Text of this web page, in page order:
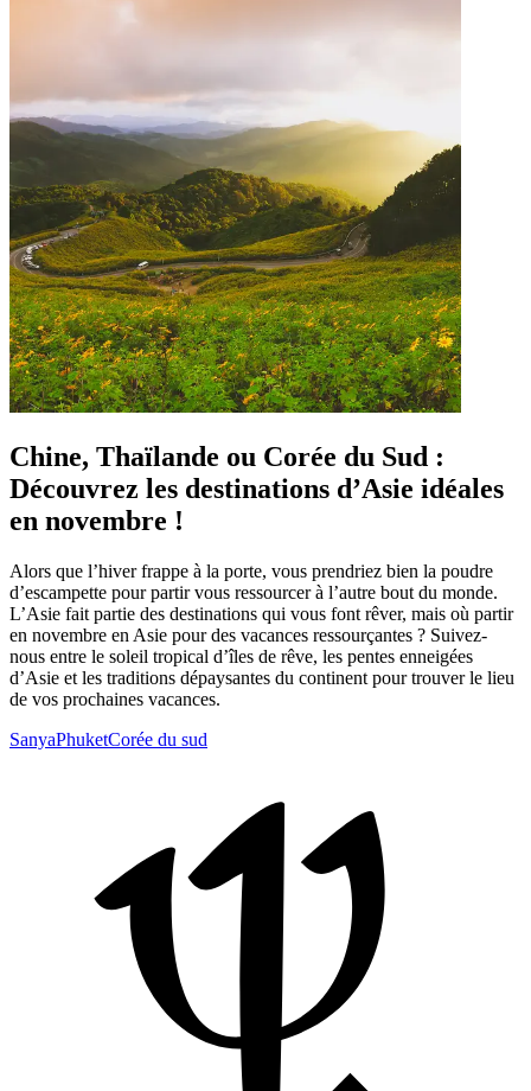
Chine, Thaïlande ou Corée du Sud :
Découvrez les destinations d’Asie idéales
en novembre !
Alors que l’hiver frappe à la porte, vous prendriez bien la poudre
d’escampette pour partir vous ressourcer à l’autre bout du monde.
L’Asie fait partie des destinations qui vous font rêver, mais où partir
en novembre en Asie pour des vacances ressourçantes ? Suivez-
nous entre le soleil tropical d’îles de rêve, les pentes enneigées
d’Asie et les traditions dépaysantes du continent pour trouver le lieu
de vos prochaines vacances.
SanyaPhuketCorée du sud